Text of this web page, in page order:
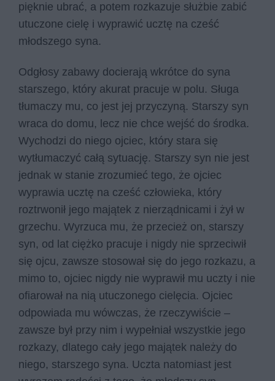
pięknie ubrać, a potem rozkazuje służbie zabić
utuczone cielę i wyprawić ucztę na cześć
młodszego syna.
Odgłosy zabawy docierają wkrótce do syna
starszego, który akurat pracuje w polu. Sługa
tłumaczy mu, co jest jej przyczyną. Starszy syn
wraca do domu, lecz nie chce wejść do środka.
Wychodzi do niego ojciec, który stara się
wytłumaczyć całą sytuację. Starszy syn nie jest
jednak w stanie zrozumieć tego, że ojciec
wyprawia ucztę na cześć człowieka, który
roztrwonił jego majątek z nierządnicami i żył w
grzechu. Wyrzuca mu, że przecież on, starszy
syn, od lat ciężko pracuje i nigdy nie sprzeciwił
się ojcu, zawsze stosował się do jego rozkazu, a
mimo to, ojciec nigdy nie wyprawił mu uczty i nie
ofiarował na nią utuczonego cielęcia. Ojciec
odpowiada mu wówczas, że rzeczywiście –
zawsze był przy nim i wypełniał wszystkie jego
rozkazy, dlatego cały jego majątek należy do
niego, starszego syna. Uczta natomiast jest